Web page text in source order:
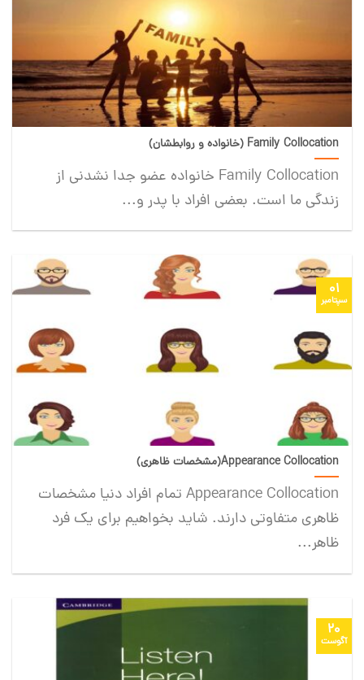
Family Collocation (خانواده و روابطشان)
Family Collocation خانواده عضو جدا نشدنی از
زندگی ما است. بعضی افراد با پدر و...
Appearance Collocation(مشخصات ظاهری)
Appearance Collocation تمام افراد دنیا مشخصات
ظاهری متفاوتی دارند. شاید بخواهیم برای یک فرد
ظاهر...
01
سپتامبر
20
آگوست